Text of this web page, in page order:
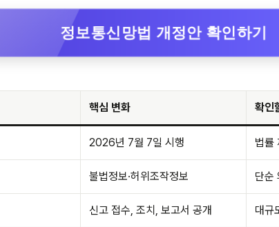
정보통신망법 개정안 확인하기
핵심 변화 확인
2026년 7월 7일 시행 법률
불법정보·허위조작정보 단순
신고 접수, 조치, 보고서 공개 대규